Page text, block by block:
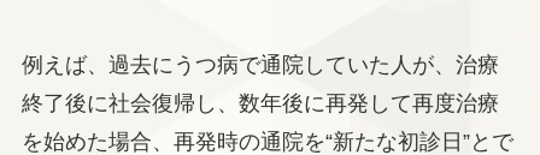
例えば、過去にうつ病で通院していた人が、治療
終了後に社会復帰し、数年後に再発して再度治療
を始めた場合、再発時の通院を“新たな初診日”とで